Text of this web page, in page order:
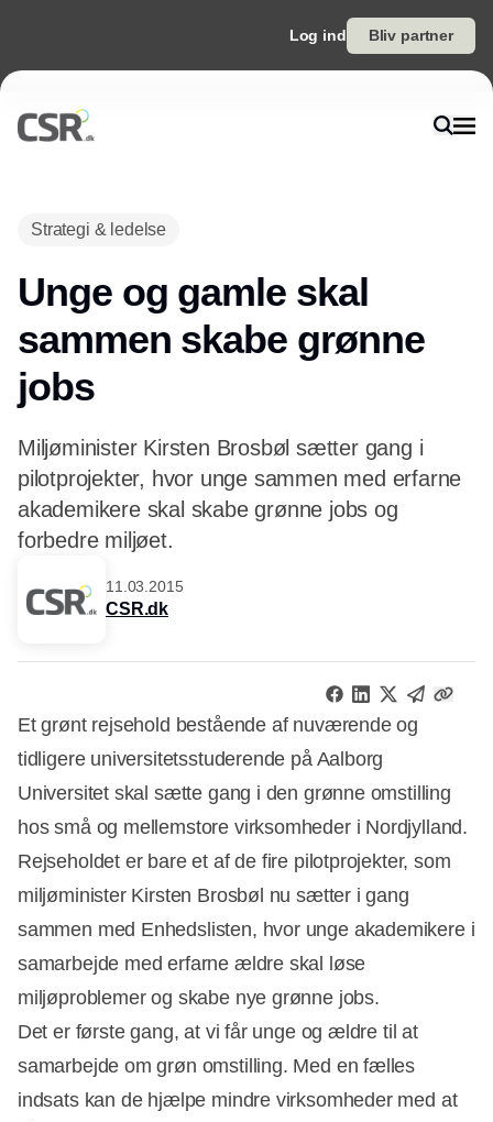
Log ind Bliv partner
Strategi & ledelse
Unge og gamle skal
sammen skabe grønne
jobs
Miljøminister Kirsten Brosbøl sætter gang i
pilotprojekter, hvor unge sammen med erfarne
akademikere skal skabe grønne jobs og
forbedre miljøet.
11.03.2015
CSR.dk
Et grønt rejsehold bestående af nuværende og
tidligere universitetsstuderende på Aalborg
Universitet skal sætte gang i den grønne omstilling
hos små og mellemstore virksomheder i Nordjylland.
Rejseholdet er bare et af de fire pilotprojekter, som
miljøminister Kirsten Brosbøl nu sætter i gang
sammen med Enhedslisten, hvor unge akademikere i
samarbejde med erfarne ældre skal løse
miljøproblemer og skabe nye grønne jobs.
Det er første gang, at vi får unge og ældre til at
samarbejde om grøn omstilling. Med en fælles
indsats kan de hjælpe mindre virksomheder med at